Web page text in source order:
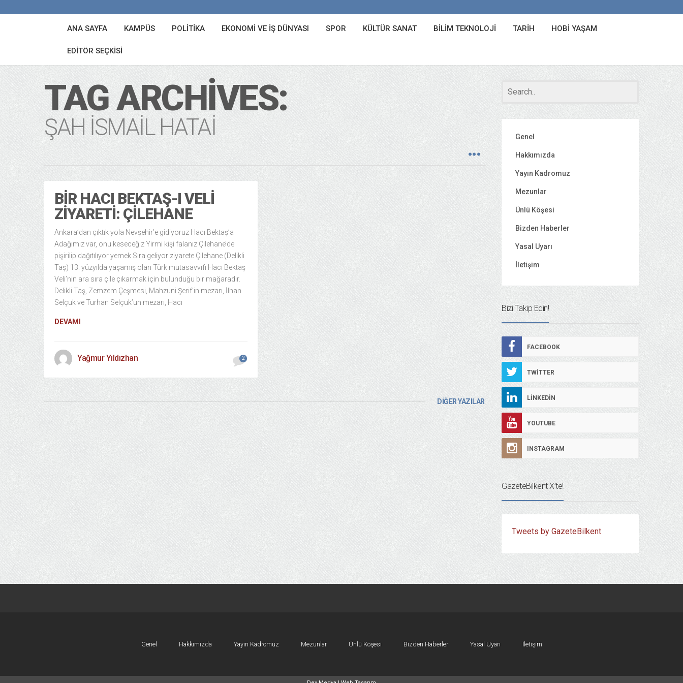
ANA SAYFA KAMPÜS POLITIKA EKONOMI VE İŞ DÜNYASI SPOR KÜLTÜR SANAT BILIM TEKNOLOJI TARIH HOBI YAŞAM
EDITÖR SEÇKISI
TAG ARCHIVES:
ŞAH İSMAIL HATAI
BIR HACI BEKTAŞ-I VELI
ZIYARETI: ÇILEHANE
Ankara’dan çıktık yola Nevşehir’e gidiyoruz Hacı Bektaş’a
Adağımız var, onu keseceğiz Yirmi kişi falanız Çilehane’de
pişirilip dağıtılıyor yemek Sıra geliyor ziyarete Çilehane (Delikli
Taş) 13. yüzyılda yaşamış olan Türk mutasavvıfı Hacı Bektaş
Veli’nin ara sıra çile çıkarmak için bulunduğu bir mağaradır.
Delikli Taş, Zemzem Çeşmesi, Mahzuni Şerif’in mezarı, İlhan
Selçuk ve Turhan Selçuk’un mezarı, Hacı
DEVAMI
Yağmur Yıldızhan 2
DİĞER YAZILAR
Genel
Hakkımızda
Yayın Kadromuz
Mezunlar
Ünlü Köşesi
Bizden Haberler
Yasal Uyarı
İletişim
Bizi Takip Edin!
FACEBOOK
TWITTER
LINKEDIN
YOUTUBE
INSTAGRAM
GazeteBilkent X’te!
Tweets by GazeteBilkent
Genel Hakkımızda Yayın Kadromuz Mezunlar Ünlü Köşesi Bizden Haberler Yasal Uyarı İletişim